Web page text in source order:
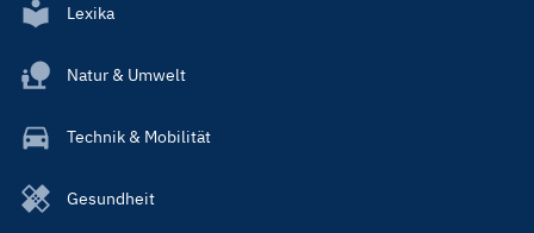
Lexika
Natur & Umwelt
Technik & Mobilität
Gesundheit